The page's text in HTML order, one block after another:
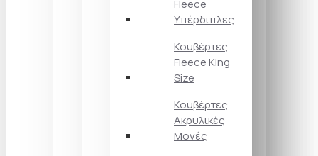
Fleece
Υπέρδιπλες
Κουβέρτες
Fleece King
Size
Κουβέρτες
Ακρυλικές
Μονές